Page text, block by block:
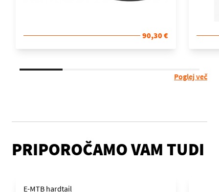
90,30 €
Poglej več
PRIPOROČAMO VAM TUDI
E-MTB hardtail